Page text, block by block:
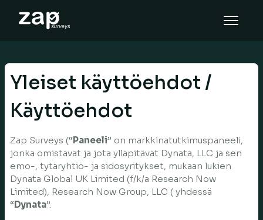
NL
Yleiset käyttöehdot /
Käyttöehdot
Zap Surveys (“Paneeli” on markkinatutkimuspaneeli,
jonka omistavat ja jota ylläpitävät Dynata, LLC ja sen
emo-, tytäryhtiö- ja sidosyritykset, mukaan lukien
Dynata Global UK Limited (f/k/a Research Now
Limited), Research Now Group, LLC ( yhdessä
“Dynata”.